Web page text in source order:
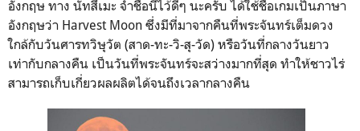
อังกฤษ ทาง นัทสึเมะ จำชื่อนี้ไว้ดีๆ นะครับ ได้ใช้ชื่อเกมเป็นภาษา
อังกฤษว่า Harvest Moon ซึ่งมีที่มาจากคืนที่พระจันทร์เต็มดวง
ใกล้กับวันศารทวิษุวัต (สาด-ทะ-วิ-สุ-วัด) หรือวันที่กลางวันยาว
เท่ากับกลางคืน เป็นวันที่พระจันทร์จะสว่างมากที่สุด ทำให้ชาวไร่
สามารถเก็บเกี่ยวผลผลิตได้จนถึงเวลากลางคืน